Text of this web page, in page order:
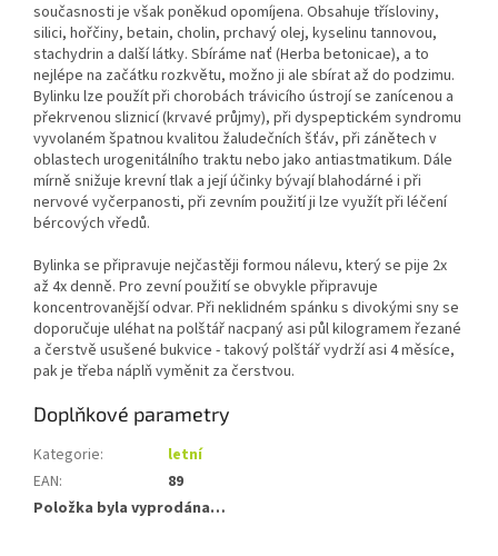
současnosti je však poněkud opomíjena. Obsahuje třísloviny,
silici, hořčiny, betain, cholin, prchavý olej, kyselinu tannovou,
stachydrin a další látky. Sbíráme nať (Herba betonicae), a to
nejlépe na začátku rozkvětu, možno ji ale sbírat až do podzimu.
Bylinku lze použít při chorobách trávicího ústrojí se zanícenou a
překrvenou sliznicí (krvavé průjmy), při dyspeptickém syndromu
vyvolaném špatnou kvalitou žaludečních šťáv, při zánětech v
oblastech urogenitálního traktu nebo jako antiastmatikum. Dále
mírně snižuje krevní tlak a její účinky bývají blahodárné i při
nervové vyčerpanosti, při zevním použití ji lze využít při léčení
bércových vředů.
Bylinka se připravuje nejčastěji formou nálevu, který se pije 2x
až 4x denně. Pro zevní použití se obvykle připravuje
koncentrovanější odvar. Při neklidném spánku s divokými sny se
doporučuje uléhat na polštář nacpaný asi půl kilogramem řezané
a čerstvě usušené bukvice - takový polštář vydrží asi 4 měsíce,
pak je třeba náplň vyměnit za čerstvou.
Doplňkové parametry
Kategorie:
letní
EAN:
89
Položka byla vyprodána…